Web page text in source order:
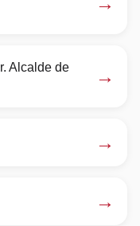
Alcalde de
→
→
→